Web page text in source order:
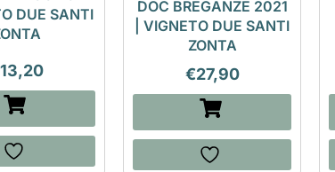
DUE SANTI
13,20
DOC BREGANZE 2021
| VIGNETO DUE SANTI
ZONTA
€27,90